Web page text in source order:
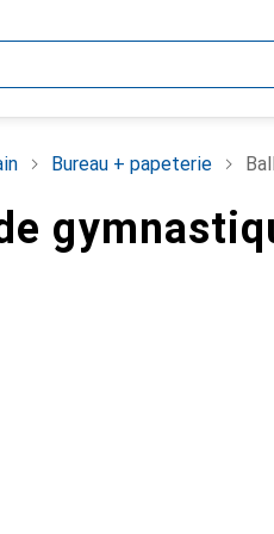
Bureau + papeterie